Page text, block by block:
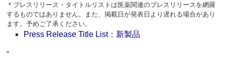
＊プレスリリース・タイトルリストは医薬関連のプレスリリースを網羅
するものではありません。また、掲載日が発表日より遅れる場合があり
ます。予めご了承ください。
Press Release Title List：新製品
“